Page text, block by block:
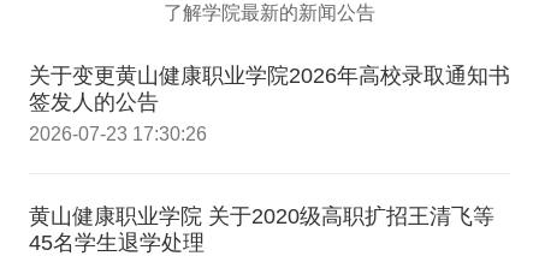
了解学院最新的新闻公告
关于变更黄山健康职业学院2026年高校录取通知书
签发人的公告
2026-07-23 17:30:26
黄山健康职业学院 关于2020级高职扩招王清飞等
45名学生退学处理